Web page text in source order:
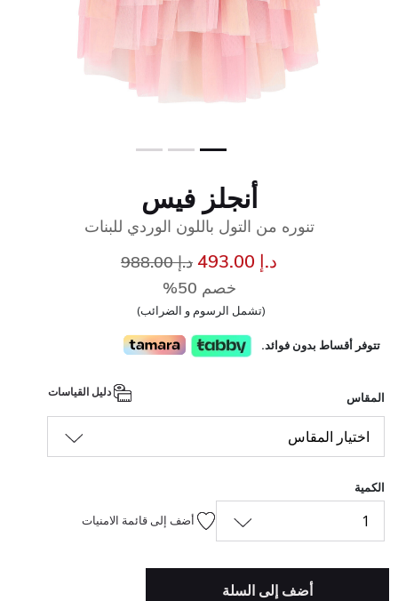
أنجلز فيس
تنوره من التول باللون الوردي للبنات
د.إ 493.00 سعر مخفض مند.إ 988.00
إلى
خصم 50%
(تشمل الرسوم و الضرائب)
تتوفر أقساط بدون فوائد.
المقاس
اختيار المقاس
الكمية
1 أضف إلى قائمة الامنيات
أضف إلى السلة